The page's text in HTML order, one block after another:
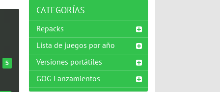
5
CATEGORÍAS
Repacks
Lista de juegos por año
Versiones portátiles
GOG Lanzamientos